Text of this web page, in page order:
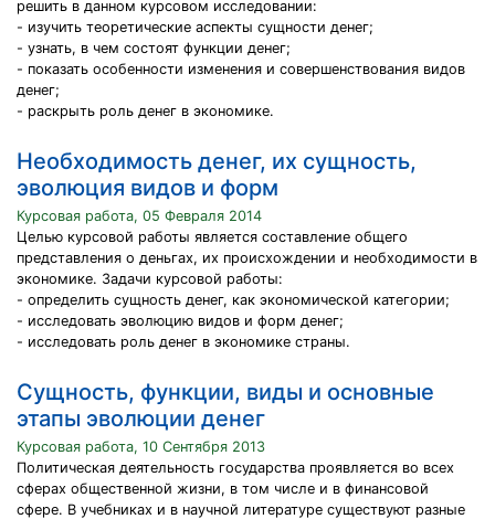
решить в данном курсовом исследовании:
- изучить теоретические аспекты сущности денег;
- узнать, в чем состоят функции денег;
- показать особенности изменения и совершенствования видов
денег;
- раскрыть роль денег в экономике.
Необходимость денег, их сущность,
эволюция видов и форм
Курсовая работа, 05 Февраля 2014
Целью курсовой работы является составление общего
представления о деньгах, их происхождении и необходимости в
экономике. Задачи курсовой работы:
- определить сущность денег, как экономической категории;
- исследовать эволюцию видов и форм денег;
- исследовать роль денег в экономике страны.
Сущность, функции, виды и основные
этапы эволюции денег
Курсовая работа, 10 Сентября 2013
Политическая деятельность государства проявляется во всех
сферах общественной жизни, в том числе и в финансовой
сфере. В учебниках и в научной литературе существуют разные